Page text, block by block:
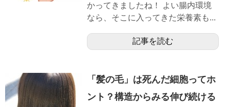
かってきましたね！ よい腸内環境
なら、そこに入ってきた栄養素も...
記事を読む
「髪の毛」は死んだ細胞ってホ
ント？構造からみる伸び続ける